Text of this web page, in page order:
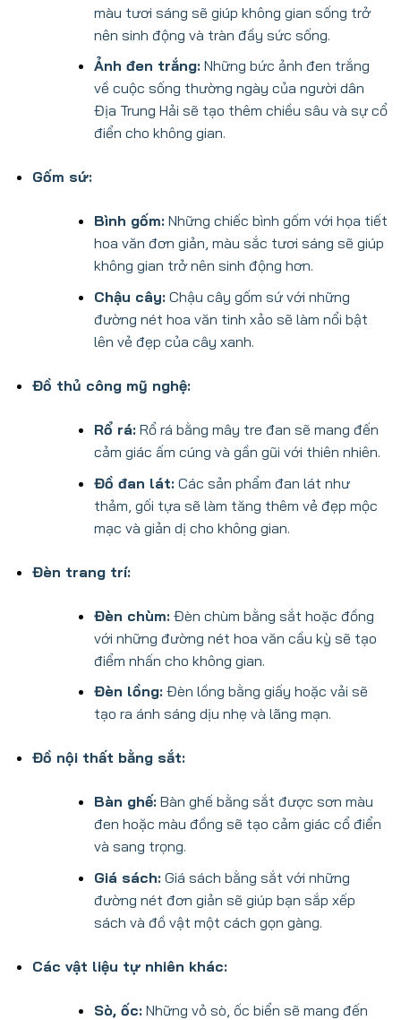
màu tươi sáng sẽ giúp không gian sống trở
nên sinh động và tràn đầy sức sống.
Ảnh đen trắng:Những bức ảnh đen trắng
về cuộc sống thường ngày của người dân
Địa Trung Hải sẽ tạo thêm chiều sâu và sự cổ
điển cho không gian.
Gốm sứ:
Bình gốm:Những chiếc bình gốm với họa tiết
hoa văn đơn giản, màu sắc tươi sáng sẽ giúp
không gian trở nên sinh động hơn.
Chậu cây:Chậu cây gốm sứ với những
đường nét hoa văn tinh xảo sẽ làm nổi bật
lên vẻ đẹp của cây xanh.
Đồ thủ công mỹ nghệ:
Rổ rá:Rổ rá bằng mây tre đan sẽ mang đến
cảm giác ấm cúng và gần gũi với thiên nhiên.
Đồ đan lát:Các sản phẩm đan lát như
thảm, gối tựa sẽ làm tăng thêm vẻ đẹp mộc
mạc và giản dị cho không gian.
Đèn trang trí:
Đèn chùm:Đèn chùm bằng sắt hoặc đồng
với những đường nét hoa văn cầu kỳ sẽ tạo
điểm nhấn cho không gian.
Đèn lồng:Đèn lồng bằng giấy hoặc vải sẽ
tạo ra ánh sáng dịu nhẹ và lãng mạn.
Đồ nội thất bằng sắt:
Bàn ghế:Bàn ghế bằng sắt được sơn màu
đen hoặc màu đồng sẽ tạo cảm giác cổ điển
và sang trọng.
Giá sách:Giá sách bằng sắt với những
đường nét đơn giản sẽ giúp bạn sắp xếp
sách và đồ vật một cách gọn gàng.
Các vật liệu tự nhiên khác:
Sò, ốc:Những vỏ sò, ốc biển sẽ mang đến